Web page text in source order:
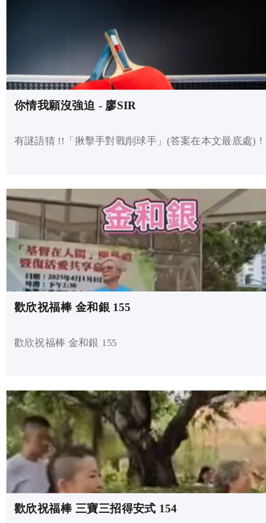
你情我願沒強迫 - 廖SIR
有謎語猜 !!「揪擊手對戰削球手」(答案在本文最底處)！
歡欣祝福棒 金和銀 155
歡欣祝福棒 金和銀 155
歡欣祝福棒 三寶三招得安式 154